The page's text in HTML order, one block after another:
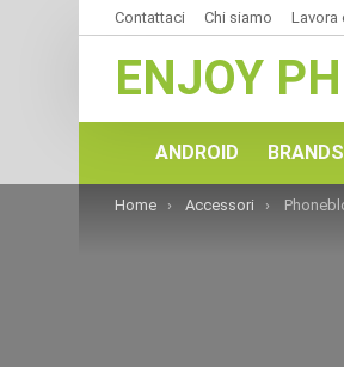
Contattaci Chi siamo Lavora
ENJOY
ANDROID BRANDS
You are here:
Home Accessori